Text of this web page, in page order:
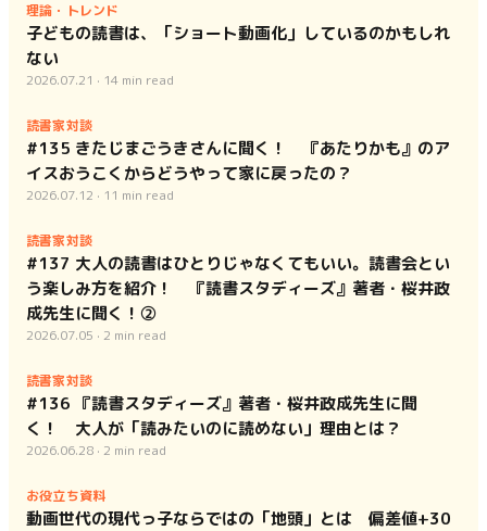
理論・トレンド
子どもの読書は、「ショート動画化」しているのかもしれ
ない
2026.07.21 · 14 min read
読書家対談
#135 きたじまごうきさんに聞く！ 『あたりかも』のア
イスおうこくからどうやって家に戻ったの？
2026.07.12 · 11 min read
読書家対談
#137 大人の読書はひとりじゃなくてもいい。読書会とい
う楽しみ方を紹介！ 『読書スタディーズ』著者・桜井政
成先生に聞く！②
2026.07.05 · 2 min read
読書家対談
#136 『読書スタディーズ』著者・桜井政成先生に聞
く！ 大人が「読みたいのに読めない」理由とは？
2026.06.28 · 2 min read
お役立ち資料
動画世代の現代っ子ならではの「地頭」とは 偏差値+30